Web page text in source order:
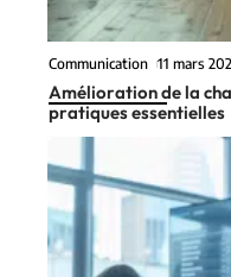
Communication 11 mars
Amélioration de la
pratiques essentielles